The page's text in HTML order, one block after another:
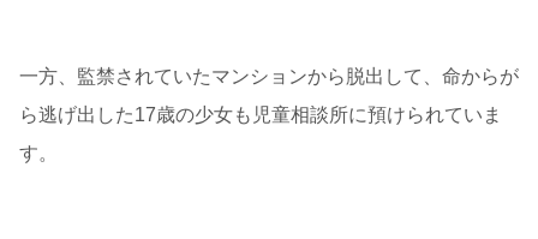
一方、監禁されていたマンションから脱出して、命からが
ら逃げ出した17歳の少女も児童相談所に預けられていま
す。